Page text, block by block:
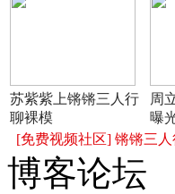
苏紫紫上锵锵三人行
聊裸模
周
曝
[免费视频社区] 锵锵三人
博客论坛